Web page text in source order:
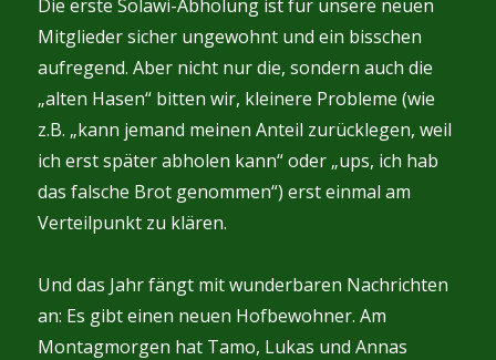
Die erste Solawi-Abholung ist für unsere neuen
Mitglieder sicher ungewohnt und ein bisschen
aufregend. Aber nicht nur die, sondern auch die
„alten Hasen“ bitten wir, kleinere Probleme (wie
z.B. „kann jemand meinen Anteil zurücklegen, weil
ich erst später abholen kann“ oder „ups, ich hab
das falsche Brot genommen“) erst einmal am
Verteilpunkt zu klären.
Und das Jahr fängt mit wunderbaren Nachrichten
an: Es gibt einen neuen Hofbewohner. Am
Montagmorgen hat Tamo, Lukas und Annas